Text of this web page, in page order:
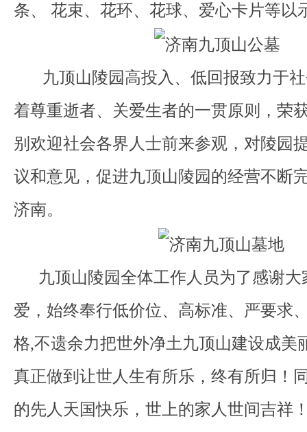
条、 花束、花环、花球、爱心卡片等以
九顶山陵园高投入、低回报致力于社
着尊重逝者、关爱生者的一贯原则，荣
别欢迎社会各界人士前来参观，对陵园
议和意见，促进九顶山陵园的经营不断
济南。
九顶山陵园全体工作人员为了感谢大
爱，始终奉行低价位、高标准、严要求
格,不遗余力把世外净土九顶山建设成美
真正做到让世人生有所乐，终有所归！
的先人天国快乐，世上的家人世间吉祥